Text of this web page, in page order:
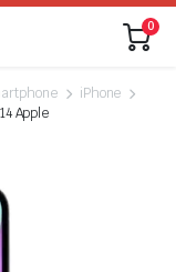
0
iPhone
Apple